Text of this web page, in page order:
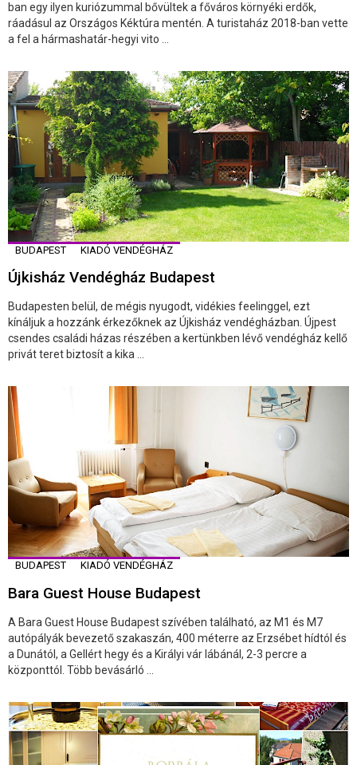
ban egy ilyen kuriózummal bővültek a főváros környéki erdők,
ráadásul az Országos Kéktúra mentén. A turistaház 2018-ban vette
a fel a hármashatár-hegyi vito ...
BUDAPEST KIADÓ VENDÉGHÁZ
Újkisház Vendégház Budapest
Budapesten belül, de mégis nyugodt, vidékies feelinggel, ezt
kínáljuk a hozzánk érkezőknek az Újkisház vendégházban. Újpest
csendes családi házas részében a kertünkben lévő vendégház kellő
privát teret biztosít a kika ...
BUDAPEST KIADÓ VENDÉGHÁZ
Bara Guest House Budapest
A Bara Guest House Budapest szívében található, az M1 és M7
autópályák bevezető szakaszán, 400 méterre az Erzsébet hídtól és
a Dunától, a Gellért hegy és a Királyi vár lábánál, 2-3 percre a
központtól. Több bevásárló ...